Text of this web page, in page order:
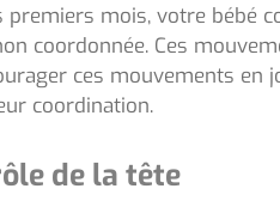
premiers mois, votre bébé
coordonnée. Ces
ces mouvements en
coordination.
de la tête